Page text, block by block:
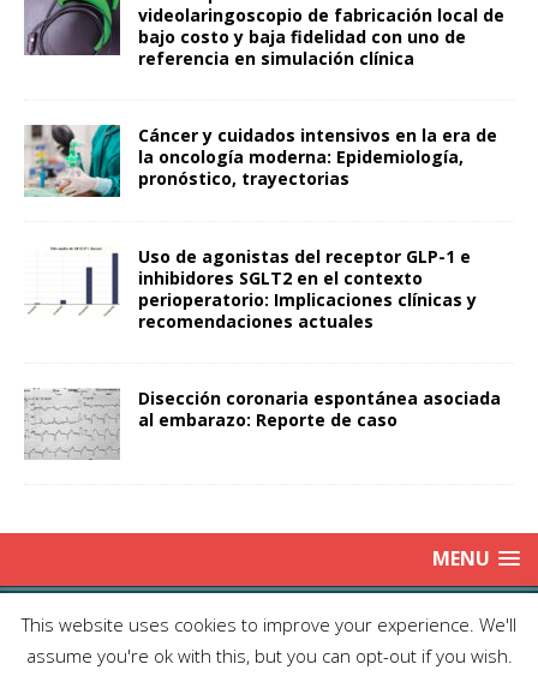
videolaringoscopio de fabricación local de
bajo costo y baja fidelidad con uno de
referencia en simulación clínica
Cáncer y cuidados intensivos en la era de
la oncología moderna: Epidemiología,
pronóstico, trayectorias
Uso de agonistas del receptor GLP-1 e
inhibidores SGLT2 en el contexto
perioperatorio: Implicaciones clínicas y
recomendaciones actuales
Disección coronaria espontánea asociada
al embarazo: Reporte de caso
MENU
Copyright © 2025 | Publicación Oficial de la Sociedad de Médicos
Anestesiólogos de Chile| Enviar Email
| Producción: Editorial Iku
Ltda.| This work is licensed under Creative Commons Attribution 4.0
This website uses cookies to improve your experience. We'll
assume you're ok with this, but you can opt-out if you wish.